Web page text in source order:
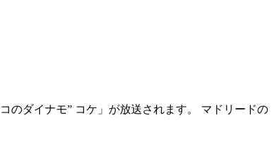
のダイナモ” コケ」が放送されます。 マドリードの